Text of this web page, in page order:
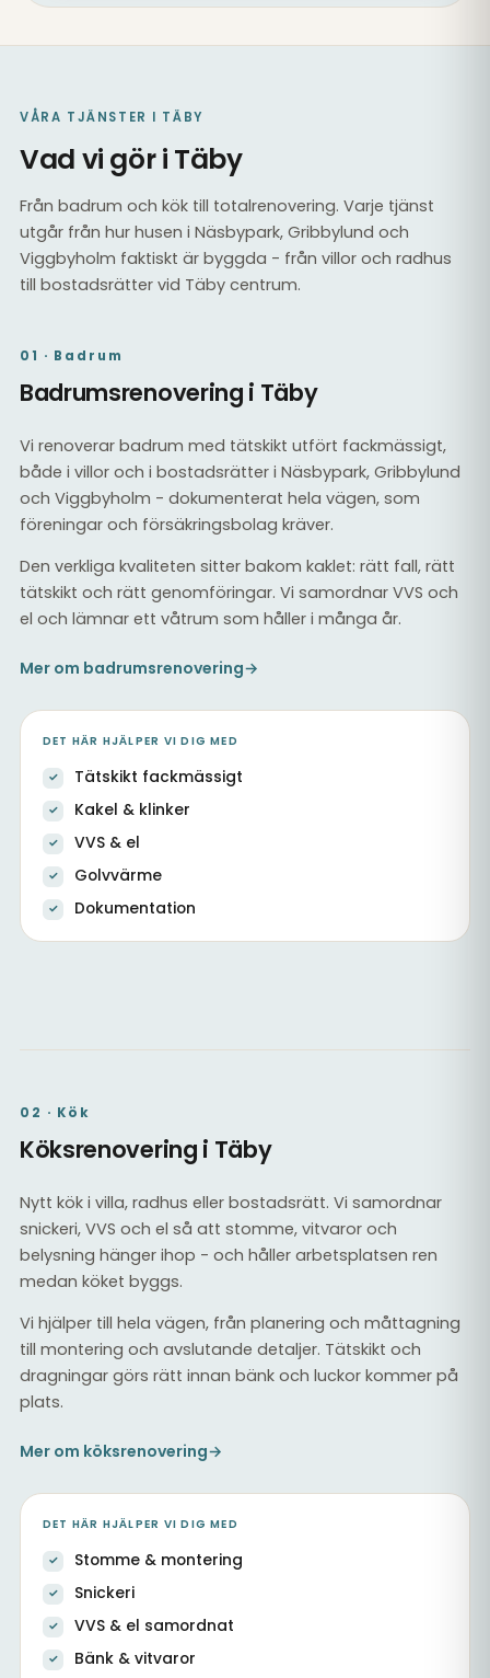
VÅRA TJÄNSTER I TÄBY
Vad vi gör i Täby
Från badrum och kök till totalrenovering. Varje tjänst
utgår från hur husen i Näsbypark, Gribbylund och
Viggbyholm faktiskt är byggda - från villor och radhus
till bostadsrätter vid Täby centrum.
01 · Badrum
Badrumsrenovering i Täby
Vi renoverar badrum med tätskikt utfört fackmässigt,
både i villor och i bostadsrätter i Näsbypark, Gribbylund
och Viggbyholm - dokumenterat hela vägen, som
föreningar och försäkringsbolag kräver.
Den verkliga kvaliteten sitter bakom kaklet: rätt fall, rätt
tätskikt och rätt genomföringar. Vi samordnar VVS och
el och lämnar ett våtrum som håller i många år.
Mer om badrumsrenovering→
DET HÄR HJÄLPER VI DIG MED
Tätskikt fackmässigt
Kakel & klinker
VVS & el
Golvvärme
Dokumentation
Helkaklat badrum med nytt tätskikt
02 · Kök
Köksrenovering i Täby
Nytt kök i villa, radhus eller bostadsrätt. Vi samordnar
snickeri, VVS och el så att stomme, vitvaror och
belysning hänger ihop - och håller arbetsplatsen ren
medan köket byggs.
Vi hjälper till hela vägen, från planering och måttagning
till montering och avslutande detaljer. Tätskikt och
dragningar görs rätt innan bänk och luckor kommer på
plats.
Mer om köksrenovering→
DET HÄR HJÄLPER VI DIG MED
Stomme & montering
Snickeri
VVS & el samordnat
Bänk & vitvaror